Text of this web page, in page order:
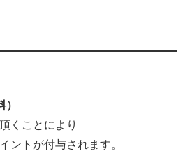
くことにより
ントが付与されます。